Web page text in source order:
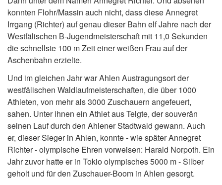
konnten Flohr/Massin auch nicht, dass diese Annegret
Irrgang (Richter) auf genau dieser Bahn elf Jahre nach der
Westfälischen B-Jugendmeisterschaft mit 11,0 Sekunden
die schnellste 100 m Zeit einer weißen Frau auf der
Aschenbahn erzielte.
Und im gleichen Jahr war Ahlen Austragungsort der
westfälischen Waldlaufmeisterschaften, die über 1000
Athleten, von mehr als 3000 Zuschauern angefeuert,
sahen. Unter ihnen ein Athlet aus Telgte, der souverän
seinen Lauf durch den Ahlener Stadtwald gewann. Auch
er, dieser Sieger in Ahlen, konnte - wie später Annegret
Richter - olympische Ehren vorweisen: Harald Norpoth. Ein
Jahr zuvor hatte er in Tokio olympisches 5000 m - Silber
geholt und für den Zuschauer-Boom in Ahlen gesorgt.